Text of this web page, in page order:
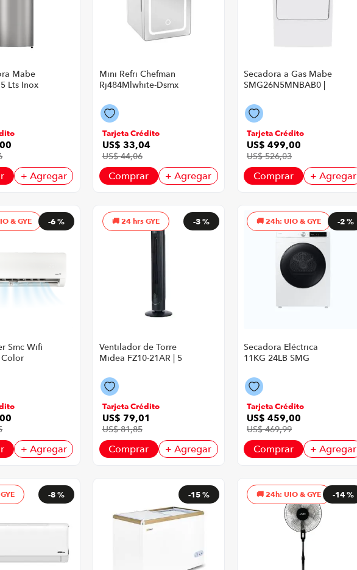
Mabe
Lts Inox
00
+ Agregar
Mini Refri Chefman
Rj484Mlwhite-Dsmx
Blanco
Tarjeta Crédito
US$ 33,04
US$ 44,06
Comprar + Agregar
Secadora a Gas Mabe
SMG26N5MNBAB0 |
Tarjeta Crédito
US$ 499,00
US$ 526,03
Comprar + Agregar
-6 %
& GYE
Smc Wifi
00
+ Agregar
-3 %
24 hrs GYE
Ventilador de Torre
Midea FZ10-21AR | 5
Negro
Tarjeta Crédito
US$ 79,01
US$ 81,85
Comprar + Agregar
-2 %
24h: UIO & GYE
Secadora Eléctrica
11KG 24LB SMG
Tarjeta Crédito
US$ 459,00
US$ 469,99
Comprar + Agregar
-8 % -15 % -14 %
24h: UIO & GYE